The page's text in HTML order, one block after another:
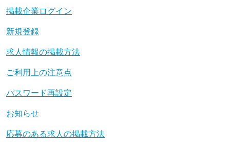
掲載企業ログイン
新規登録
求人情報の掲載方法
ご利用上の注意点
パスワード再設定
お知らせ
応募のある求人の掲載方法